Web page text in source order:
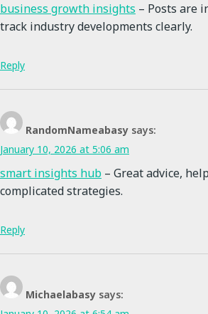
business growth insights – Posts are
track industry developments clearly.
Reply
RandomNameabasy says:
January 10, 2026 at 5:06 am
smart insights hub – Great advice,
complicated strategies.
Reply
Michaelabasy says: